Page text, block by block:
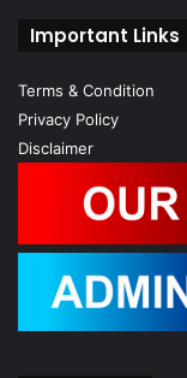
Important Links
Terms & Condition
Privacy Policy
Disclaimer